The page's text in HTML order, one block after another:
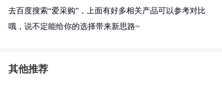
去百度搜索“爱采购”，上面有好多相关产品可以参考对比
哦，说不定能给你的选择带来新思路~
其他推荐